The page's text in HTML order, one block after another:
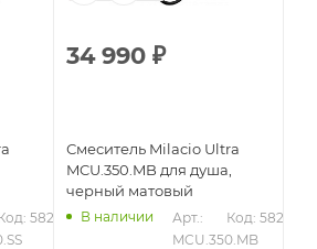
58278
34 990 ₽
Смеситель Milacio Ultra
MCU.350.MB для душа,
черный матовый
В наличии
Арт.:
MCU.350.MB
Код: 58277